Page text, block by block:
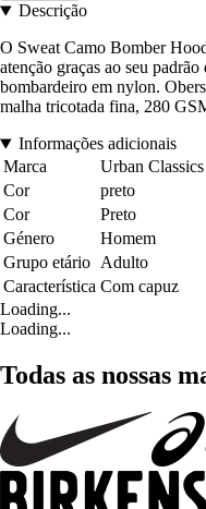
Descrição
O Sweat Camo Bomber
atenção graças ao seu
bombardeiro em nylon.
malha tricotada fina, 280
Informações adicionais
Marca
Urban Classics
Cor
preto
Cor
Preto
Género
Homem
Grupo etário Adulto
Característica Com capuz
Loading...
Loading...
Todas as nossas